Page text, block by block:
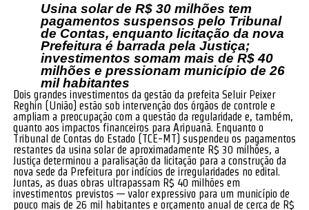
Usina solar de R$ 30 milhões tem
pagamentos suspensos pelo Tribunal
de Contas, enquanto licitação da nova
Prefeitura é barrada pela Justiça;
investimentos somam mais de R$ 40
milhões e pressionam município de 26
mil habitantes
Dois grandes investimentos da gestão da prefeita Seluir Peixer
Reghin (União) estão sob intervenção dos órgãos de controle e
ampliam a preocupação com a questão da regularidade e, também,
quanto aos impactos financeiros para Aripuanã. Enquanto o
Tribunal de Contas do Estado (TCE-MT) suspendeu os pagamentos
restantes da usina solar de aproximadamente R$ 30 milhões, a
Justiça determinou a paralisação da licitação para a construção da
nova sede da Prefeitura por indícios de irregularidades no edital.
Juntas, as duas obras ultrapassam R$ 40 milhões em
investimentos previstos — valor expressivo para um município de
pouco mais de 26 mil habitantes e orçamento anual de cerca de R$